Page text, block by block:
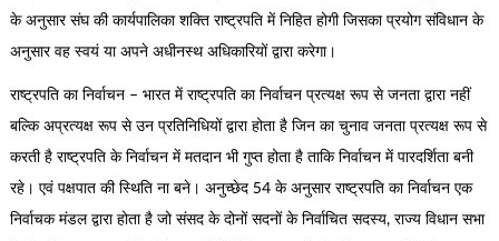
के अनुसार संघ की कार्यपालिका शक्ति राष्ट्रपति में निहित होगी जिसका प्रयोग संविधान के
अनुसार वह स्वयं या अपने अधीनस्थ अधिकारियों द्वारा करेगा।
राष्ट्रपति का निर्वाचन – भारत में राष्ट्रपति का निर्वाचन प्रत्यक्ष रूप से जनता द्वारा नहीं
बल्कि अप्रत्यक्ष रूप से उन प्रतिनिधियों द्वारा होता है जिन का चुनाव जनता प्रत्यक्ष रूप से
करती है राष्ट्रपति के निर्वाचन में मतदान भी गुप्त होता है ताकि निर्वाचन में पारदर्शिता बनी
रहे। एवं पक्षपात की स्थिति ना बने। अनुच्छेद 54 के अनुसार राष्ट्रपति का निर्वाचन एक
निर्वाचक मंडल द्वारा होता है जो संसद के दोनों सदनों के निर्वाचित सदस्य, राज्य विधान सभा